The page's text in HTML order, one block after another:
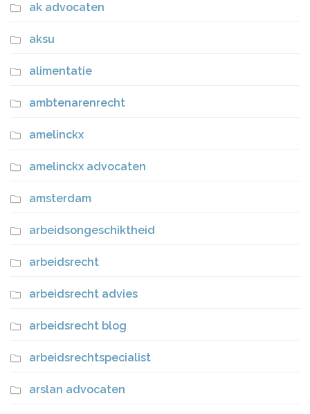
ak advocaten
aksu
alimentatie
ambtenarenrecht
amelinckx
amelinckx advocaten
amsterdam
arbeidsongeschiktheid
arbeidsrecht
arbeidsrecht advies
arbeidsrecht blog
arbeidsrechtspecialist
arslan advocaten